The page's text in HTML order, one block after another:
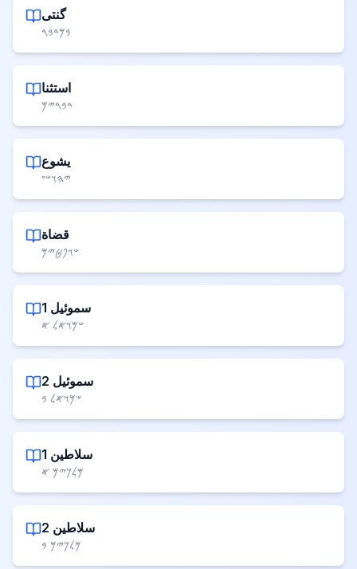
گنتی
𐤁𐤌𐤃𐤁𐤓
استثنا
𐤃𐤁𐤓𐤉𐤌
یشوع
𐤉𐤄𐤅𐤔𐤏
قضاة
𐤔𐤅𐤐𐤈𐤉𐤌
1 سموئیل
𐤔𐤌𐤅𐤀𐤋 𐤀
2 سموئیل
𐤔𐤌𐤅𐤀𐤋 𐤁
1 سلاطین
𐤌𐤋𐤊𐤉𐤌 𐤀
2 سلاطین
𐤌𐤋𐤊𐤉𐤌 𐤁